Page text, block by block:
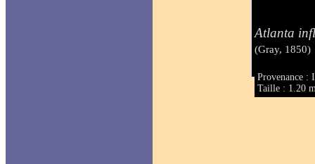
Atlanta
(Gray, 1850)
Provenance :
Taille : 1.20